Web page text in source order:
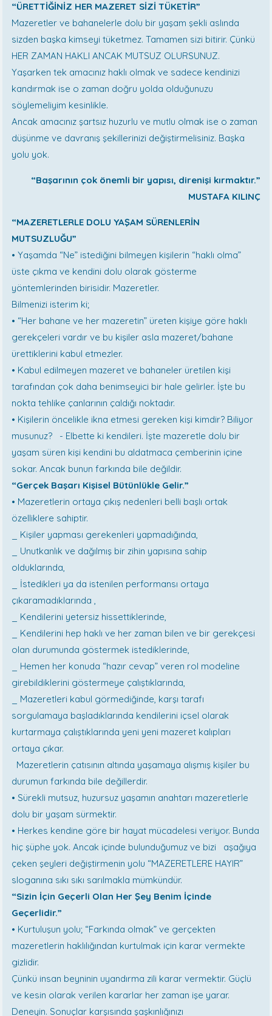
“ÜRETTİĞİNİZ HER MAZERET SİZİ TÜKETİR”
Mazeretler ve bahanelerle dolu bir yaşam şekli aslında
sizden başka kimseyi tüketmez. Tamamen sizi bitirir. Çünkü
HER ZAMAN HAKLI ANCAK MUTSUZ OLURSUNUZ.
Yaşarken tek amacınız haklı olmak ve sadece kendinizi
kandırmak ise o zaman doğru yolda olduğunuzu
söylemeliyim kesinlikle.
Ancak amacınız şartsız huzurlu ve mutlu olmak ise o zaman
düşünme ve davranış şekillerinizi değiştirmelisiniz. Başka
yolu yok.
“Başarının çok önemli bir yapısı, direnişi kırmaktır.”
MUSTAFA KILINÇ
“MAZERETLERLE DOLU YAŞAM SÜRENLERİN
MUTSUZLUĞU”
• Yaşamda “Ne” istediğini bilmeyen kişilerin “haklı olma”
üste çıkma ve kendini dolu olarak gösterme
yöntemlerinden birisidir. Mazeretler.
Bilmenizi isterim ki;
• “Her bahane ve her mazeretin” üreten kişiye göre haklı
gerekçeleri vardır ve bu kişiler asla mazeret/bahane
ürettiklerini kabul etmezler.
• Kabul edilmeyen mazeret ve bahaneler üretilen kişi
tarafından çok daha benimseyici bir hale gelirler. İşte bu
nokta tehlike çanlarının çaldığı noktadır.
• Kişilerin öncelikle ikna etmesi gereken kişi kimdir? Biliyor
musunuz? - Elbette ki kendileri. İşte mazeretle dolu bir
yaşam süren kişi kendini bu aldatmaca çemberinin içine
sokar. Ancak bunun farkında bile değildir.
“Gerçek Başarı Kişisel Bütünlükle Gelir.”
• Mazeretlerin ortaya çıkış nedenleri belli başlı ortak
özelliklere sahiptir.
_ Kişiler yapması gerekenleri yapmadığında,
_ Unutkanlık ve dağılmış bir zihin yapısına sahip
olduklarında,
_ İstedikleri ya da istenilen performansı ortaya
çıkaramadıklarında ,
_ Kendilerini yetersiz hissettiklerinde,
_ Kendilerini hep haklı ve her zaman bilen ve bir gerekçesi
olan durumunda göstermek istediklerinde,
_ Hemen her konuda “hazır cevap” veren rol modeline
girebildiklerini göstermeye çalıştıklarında,
_ Mazeretleri kabul görmediğinde, karşı tarafı
sorgulamaya başladıklarında kendilerini içsel olarak
kurtarmaya çalıştıklarında yeni yeni mazeret kalıpları
ortaya çıkar.
Mazeretlerin çatısının altında yaşamaya alışmış kişiler bu
durumun farkında bile değillerdir.
• Sürekli mutsuz, huzursuz yaşamın anahtarı mazeretlerle
dolu bir yaşam sürmektir.
• Herkes kendine göre bir hayat mücadelesi veriyor. Bunda
hiç şüphe yok. Ancak içinde bulunduğumuz ve bizi aşağıya
çeken şeyleri değiştirmenin yolu “MAZERETLERE HAYIR”
sloganına sıkı sıkı sarılmakla mümkündür.
“Sizin İçin Geçerli Olan Her Şey Benim İçinde
Geçerlidir.”
• Kurtuluşun yolu; “Farkında olmak” ve gerçekten
mazeretlerin haklılığından kurtulmak için karar vermekte
gizlidir.
Çünkü insan beyninin uyandırma zili karar vermektir. Güçlü
ve kesin olarak verilen kararlar her zaman işe yarar.
Deneyin. Sonuçlar karşısında şaşkınlığınızı